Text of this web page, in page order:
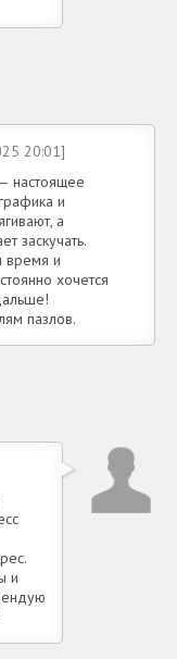
20:01]
настоящее
и
а
заскучать.
время и
хочется
пазлов.
и